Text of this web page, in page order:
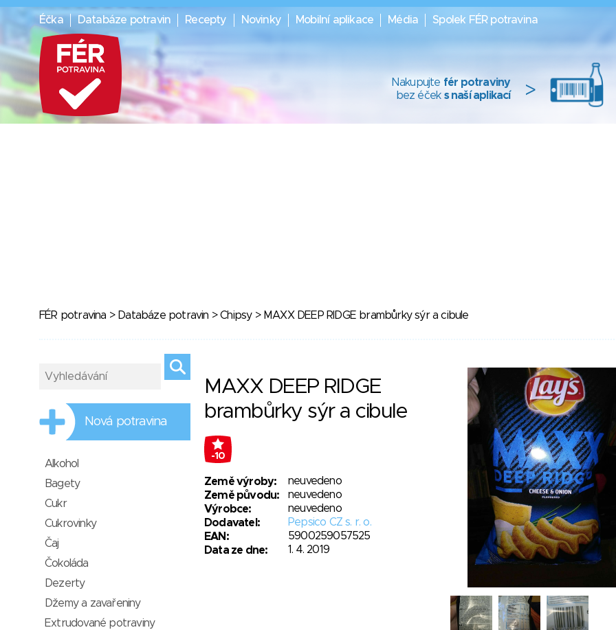
Éčka Databáze potravin Recepty Novinky Mobilní aplikace Média Spolek FÉR potravina
Nakupujte fér potraviny
bez éček s naší aplikací >
FÉR potravina > Databáze potravin >Chipsy> MAXX DEEP RIDGE brambůrky sýr a cibule
MAXX DEEP RIDGE
brambůrky sýr a cibule
-10
Země výroby:
neuvedeno
Země původu:
neuvedeno
Výrobce:
neuvedeno
Dodavatel:
Pepsico CZ s. r. o.
EAN:
5900259057525
Data ze dne:
1. 4. 2019
Nová potravina
Alkohol
Bagety
Cukr
Cukrovinky
Čaj
Čokoláda
Dezerty
Džemy a zavařeniny
Extrudované potraviny